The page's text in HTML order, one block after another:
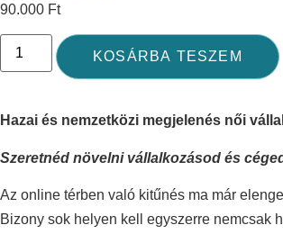
90.000 Ft
KOSÁRBA TESZEM
Hazai és nemzetközi megjelenés női
Szeretnéd növelni vállalkozásod és
Az online térben való kitűnés ma már
Bizony sok helyen kell egyszerre nemcsak